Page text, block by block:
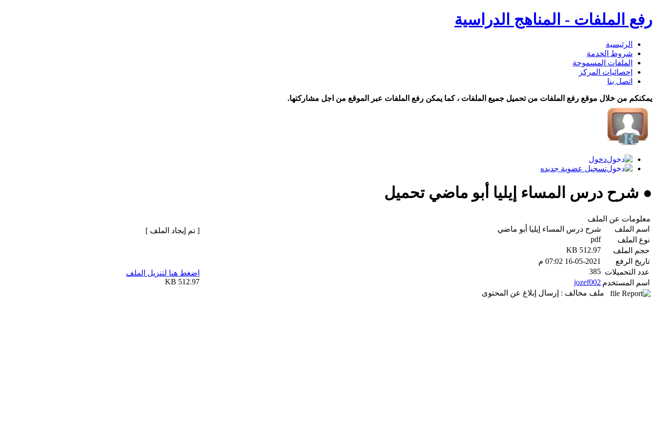
رفع الملفات - المناهج الدراسية
الرئيسية
شروط الخدمة
الملفات المسموحة
إحصائيات المركز
اتصل بنا
يمكنكم من خلال موقع رفع الملفات من تحميل جميع الملفات ، كما يمكن رفع الملفات عبر الموقع من اجل مشاركتها.
دخول
تسجيل عضوية جديده
● شرح درس المساء إيليا أبو ماضي تحميل
معلومات عن الملف
اسم الملف
شرح درس المساء إيليا أبو ماضي
نوع الملف
pdf
حجم الملف
512.97 KB
تاريخ الرفع
16-05-2021 07:02 م
عدد التحميلات 385
اسم المستخدم jozef002
ملف مخالف : إرسال إبلاغ عن المحتوى
[ تم إيجاد الملف ]
اضغط هنا لتنزيل الملف
512.97 KB